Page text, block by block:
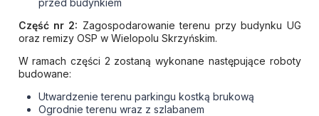
Część nr 2: Zagospodarowanie terenu przy budynku UG
oraz remizy OSP w Wielopolu Skrzyńskim.
W ramach części 2 zostaną wykonane następujące roboty
budowane:
Utwardzenie terenu parkingu kostką brukową
Ogrodnie terenu wraz z szlabanem